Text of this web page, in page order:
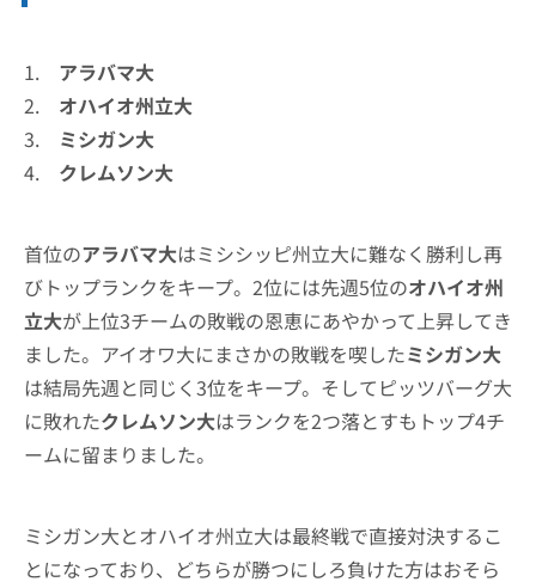
1. アラバマ大
2. オハイオ州立大
3. ミシガン大
4. クレムソン大
首位のアラバマ大はミシシッピ州立大に難なく勝利し再
びトップランクをキープ。2位には先週5位のオハイオ州
立大が上位3チームの敗戦の恩恵にあやかって上昇してき
ました。アイオワ大にまさかの敗戦を喫したミシガン大
は結局先週と同じく3位をキープ。そしてピッツバーグ大
に敗れたクレムソン大はランクを2つ落とすもトップ4チ
ームに留まりました。
ミシガン大とオハイオ州立大は最終戦で直接対決するこ
とになっており、どちらが勝つにしろ負けた方はおそら